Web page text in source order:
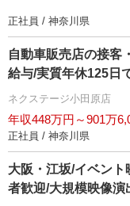
正社員 / 神奈川県
自動車販売店の接客
給与/実質年休125日
ネクステージ小田原店
年収448万円～901万
正社員 / 神奈川県
大阪・江坂/イベン
者歓迎/大規模映像演